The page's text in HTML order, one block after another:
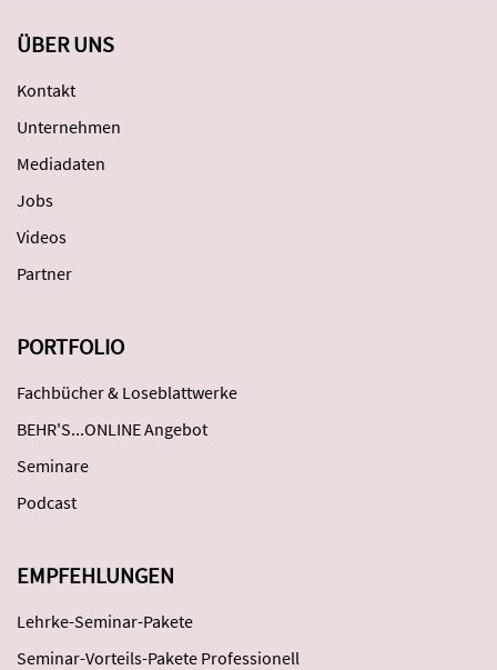
ÜBER UNS
Kontakt
Unternehmen
Mediadaten
Jobs
Videos
Partner
PORTFOLIO
Fachbücher & Loseblattwerke
BEHR'S...ONLINE Angebot
Seminare
Podcast
EMPFEHLUNGEN
Lehrke-Seminar-Pakete
Seminar-Vorteils-Pakete Professionell